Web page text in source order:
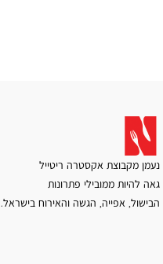
נעמן מקבוצת אקסטרה ריטייל
גאה להיות ממובילי פתרונות
הבישול, אפייה, הגשה והאירוח בישראל.